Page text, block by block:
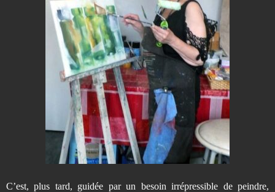
C’est, plus tard, guidée par un besoin irrépressible de peindre,